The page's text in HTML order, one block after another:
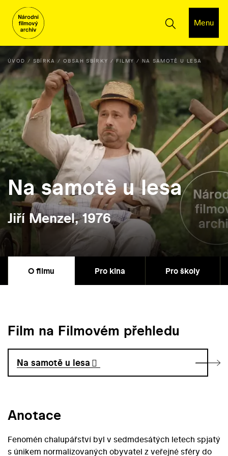
Menu
ÚVOD SBÍRKA OBSAH SBÍRKY FILMY NA SAMOTĚ U LESA
Na samotě u lesa
Jiří Menzel, 1976
O filmu Pro kina Pro školy
Film na Filmovém přehledu
Na samotě u lesa
Anotace
Fenomén chalupářství byl v sedmdesátých letech spjatý
s únikem normalizovaných obyvatel z veřejné sféry do